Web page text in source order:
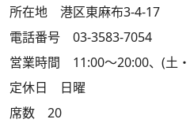
所在地 港区東麻布3-4-17
電話番号 03-3583-7054
営業時間 11:00～20:00、(土
定休日 日曜
席数 20